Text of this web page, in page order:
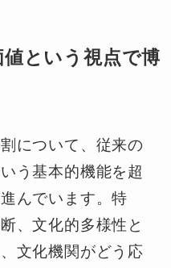
という視点で博
について、従来の
う基本的機能を超
んでいます。特
、文化的多様性と
文化機関がどう応